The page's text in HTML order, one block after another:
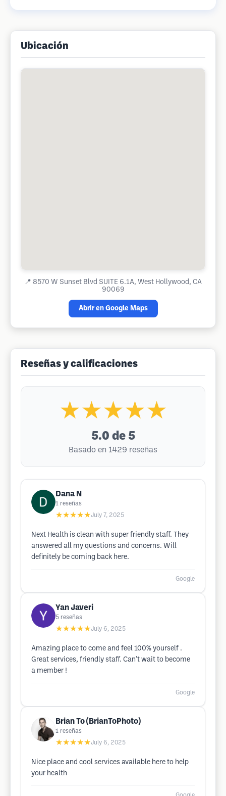
Ubicación
📍 8570 W Sunset Blvd SUITE 6.1A, West Hollywood, CA
90069
Abrir en Google Maps
Reseñas y calificaciones
★★★★★
5.0 de 5
Basado en 1429 reseñas
Dana N
1 reseñas
★★★★★July 7, 2025
Next Health is clean with super friendly staff. They
answered all my questions and concerns. Will
definitely be coming back here.
Google
Yan Javeri
5 reseñas
★★★★★July 6, 2025
Amazing place to come and feel 100% yourself .
Great services, friendly staff. Can’t wait to become
a member !
Google
Brian To (BrianToPhoto)
1 reseñas
★★★★★July 6, 2025
Nice place and cool services available here to help
your health